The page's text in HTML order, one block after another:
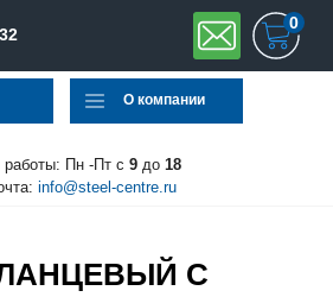
0
О компании
работы: Пн -Пт с 9 до 18
info@steel-centre.ru
С